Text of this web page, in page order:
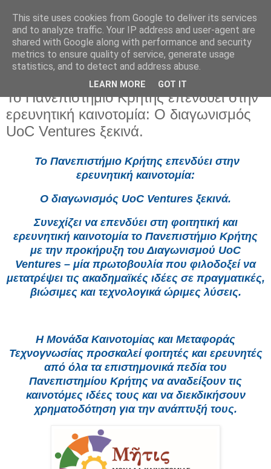
Τρίτη 3 Ιουνίου 2025
Το Πανεπιστήμιο Κρήτης επενδύει στην
ερευνητική καινοτομία: Ο διαγωνισμός
UoC Ventures ξεκινά.
Το Πανεπιστήμιο Κρήτης επενδύει στην
ερευνητική καινοτομία:
Ο διαγωνισμός UoC Ventures ξεκινά.
Συνεχίζει να επενδύει στη φοιτητική και
ερευνητική καινοτομία το Πανεπιστήμιο Κρήτης
με την προκήρυξη του Διαγωνισμού UoC
Ventures – μία πρωτοβουλία που φιλοδοξεί να
μετατρέψει τις ακαδημαϊκές ιδέες σε πραγματικές,
βιώσιμες και τεχνολογικά ώριμες λύσεις.
Η Μονάδα Καινοτομίας και Μεταφοράς
Τεχνογνωσίας προσκαλεί φοιτητές και ερευνητές
από όλα τα επιστημονικά πεδία του
Πανεπιστημίου Κρήτης να αναδείξουν τις
καινοτόμες ιδέες τους και να διεκδικήσουν
χρηματοδότηση για την ανάπτυξή τους.
This site uses cookies from Google to deliver its services
and to analyze traffic. Your IP address and user-agent are
shared with Google along with performance and security
metrics to ensure quality of service, generate usage
statistics, and to detect and address abuse.
LEARN MORE GOT IT